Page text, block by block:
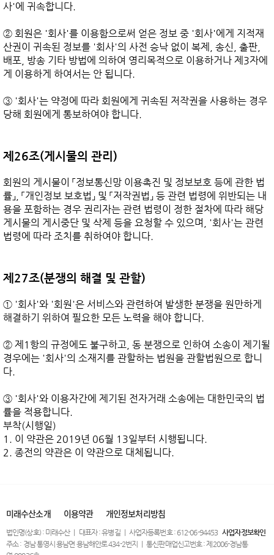
사'에 귀속합니다.
② 회원은 '회사'를 이용함으로써 얻은 정보 중 '회사'에게 지적재
산권이 귀속된 정보를 '회사'의 사전 승낙 없이 복제, 송신, 출판,
배포, 방송 기타 방법에 의하여 영리목적으로 이용하거나 제3자에
게 이용하게 하여서는 안 됩니다.
③ '회사'는 약정에 따라 회원에게 귀속된 저작권을 사용하는 경우
당해 회원에게 통보하여야 합니다.
제26조(게시물의 관리)
회원의 게시물이 「정보통신망 이용촉진 및 정보보호 등에 관한 법
률」, 「개인정보 보호법」 및 「저작권법」 등 관련 법령에 위반되는 내
용을 포함하는 경우 권리자는 관련 법령이 정한 절차에 따라 해당
게시물의 게시중단 및 삭제 등을 요청할 수 있으며, '회사'는 관련
법령에 따라 조치를 취하여야 합니다.
제27조(분쟁의 해결 및 관할)
① '회사'와 '회원'은 서비스와 관련하여 발생한 분쟁을 원만하게
해결하기 위하여 필요한 모든 노력을 해야 합니다.
② 제1항의 규정에도 불구하고, 동 분쟁으로 인하여 소송이 제기될
경우에는 '회사'의 소재지를 관할하는 법원을 관할법원으로 합니
다.
③ '회사'와 이용자간에 제기된 전자거래 소송에는 대한민국의 법
률을 적용합니다.
부착(시행일)
1. 이 약관은 2019년 06월 13일부터 시행됩니다.
미래수산소개 이용약관 개인정보처리방침
법인명(상호) : 미래수산 ㅣ 대표자 : 유병길 ㅣ 사업자등록번호 : 612-06-94453 사업자정보확인
주소 : 경남 통영시 용남면 용남해안로 434-2번지 ㅣ 통신판매업신고번호 : 제2006-경남통